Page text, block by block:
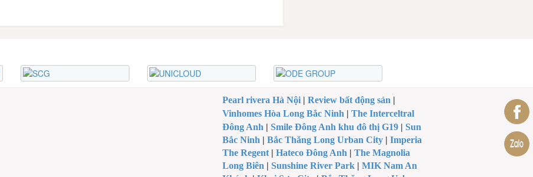
Pearl rivera Hà Nội| Review bất động sản |
Vinhomes Hòa Long Bắc Ninh | The Interceltral
Đông Anh | Smile Đông Anh khu đô thị G19| Sun
Bắc Ninh | Bắc Thăng Long Urban City| Imperia
The Regent| Hateco Đông Anh | The Magnolia
Long Biên | Sunshine River Park| MIK Nam An